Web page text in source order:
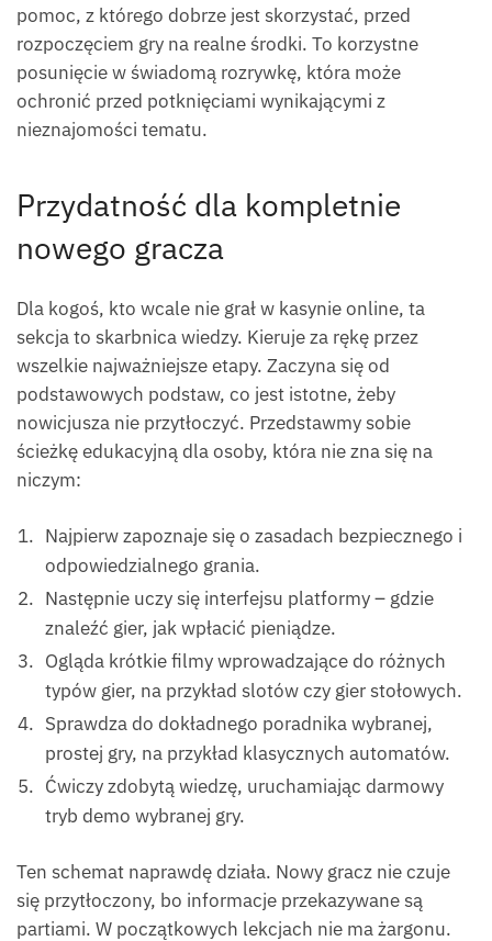
pomoc, z którego dobrze jest skorzystać, przed
rozpoczęciem gry na realne środki. To korzystne
posunięcie w świadomą rozrywkę, która może
ochronić przed potknięciami wynikającymi z
nieznajomości tematu.
Przydatność dla kompletnie
nowego gracza
Dla kogoś, kto wcale nie grał w kasynie online, ta
sekcja to skarbnica wiedzy. Kieruje za rękę przez
wszelkie najważniejsze etapy. Zaczyna się od
podstawowych podstaw, co jest istotne, żeby
nowicjusza nie przytłoczyć. Przedstawmy sobie
ścieżkę edukacyjną dla osoby, która nie zna się na
niczym:
Najpierw zapoznaje się o zasadach bezpiecznego i
odpowiedzialnego grania.
Następnie uczy się interfejsu platformy – gdzie
znaleźć gier, jak wpłacić pieniądze.
Ogląda krótkie filmy wprowadzające do różnych
typów gier, na przykład slotów czy gier stołowych.
Sprawdza do dokładnego poradnika wybranej,
prostej gry, na przykład klasycznych automatów.
Ćwiczy zdobytą wiedzę, uruchamiając darmowy
tryb demo wybranej gry.
Ten schemat naprawdę działa. Nowy gracz nie czuje
się przytłoczony, bo informacje przekazywane są
partiami. W początkowych lekcjach nie ma żargonu.